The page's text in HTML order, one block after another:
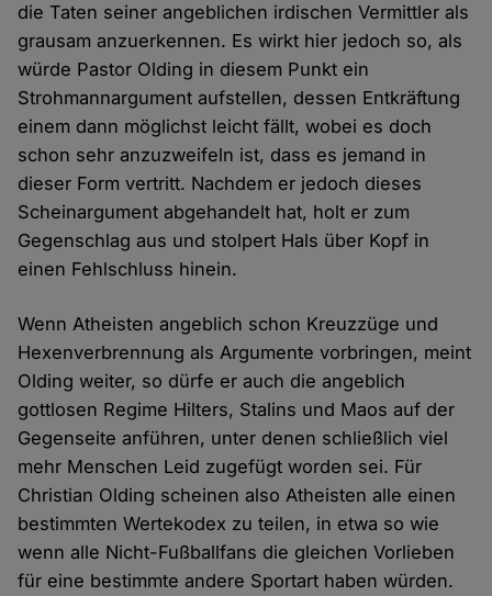
die Taten seiner angeblichen irdischen Vermittler als
grausam anzuerkennen. Es wirkt hier jedoch so, als
würde Pastor Olding in diesem Punkt ein
Strohmannargument aufstellen, dessen Entkräftung
einem dann möglichst leicht fällt, wobei es doch
schon sehr anzuzweifeln ist, dass es jemand in
dieser Form vertritt. Nachdem er jedoch dieses
Scheinargument abgehandelt hat, holt er zum
Gegenschlag aus und stolpert Hals über Kopf in
einen Fehlschluss hinein.
Wenn Atheisten angeblich schon Kreuzzüge und
Hexenverbrennung als Argumente vorbringen, meint
Olding weiter, so dürfe er auch die angeblich
gottlosen Regime Hilters, Stalins und Maos auf der
Gegenseite anführen, unter denen schließlich viel
mehr Menschen Leid zugefügt worden sei. Für
Christian Olding scheinen also Atheisten alle einen
bestimmten Wertekodex zu teilen, in etwa so wie
wenn alle Nicht-Fußballfans die gleichen Vorlieben
für eine bestimmte andere Sportart haben würden.